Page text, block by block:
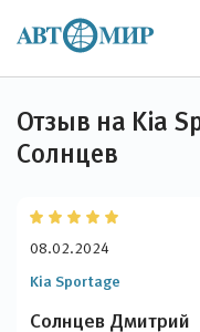
Отзыв на Kia
Солнцев
Солнцев Дмитрий
Kia Sportage
08.02.2024